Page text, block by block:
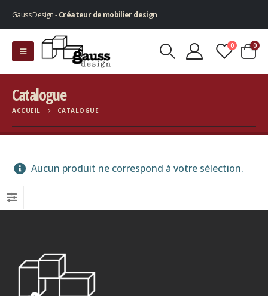
Gauss Design -Créateur de mobilier design
0 0
Catalogue
ACCUEIL CATALOGUE
Aucun produit ne correspond à votre sélection.